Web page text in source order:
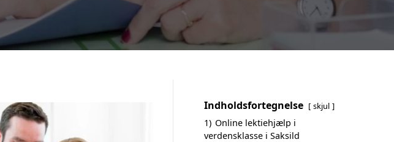
Indholdsfortegnelse skjul
1) Online lektiehjælp i
verdensklasse i Saksild